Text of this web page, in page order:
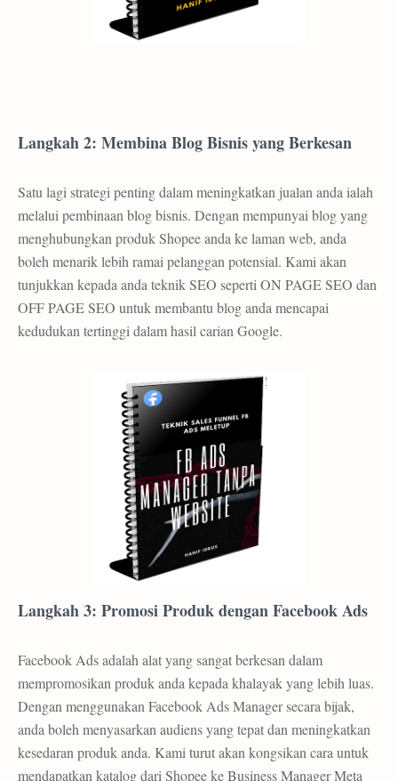
Langkah 2: Membina Blog Bisnis yang Berkesan
Satu lagi strategi penting dalam meningkatkan jualan anda ialah
melalui pembinaan blog bisnis. Dengan mempunyai blog yang
menghubungkan produk Shopee anda ke laman web, anda
boleh menarik lebih ramai pelanggan potensial. Kami akan
tunjukkan kepada anda teknik SEO seperti ON PAGE SEO dan
OFF PAGE SEO untuk membantu blog anda mencapai
kedudukan tertinggi dalam hasil carian Google.
Langkah 3: Promosi Produk dengan Facebook Ads
Facebook Ads adalah alat yang sangat berkesan dalam
mempromosikan produk anda kepada khalayak yang lebih luas.
Dengan menggunakan Facebook Ads Manager secara bijak,
anda boleh menyasarkan audiens yang tepat dan meningkatkan
kesedaran produk anda. Kami turut akan kongsikan cara untuk
mendapatkan katalog dari Shopee ke Business Manager Meta